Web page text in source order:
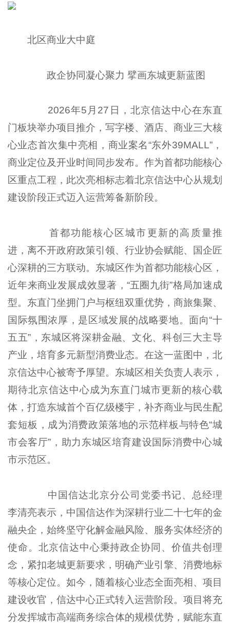
北区商业大中庭
政企协同凝心聚力 擘画东城更新蓝图
2026年5月27日，北京信达中心在东直
门板块举办项目推介，写字楼、酒店、商业三大核
心业态首次集中亮相，商业案名“东外39MALL”，
商业定位及开业时间同步发布。作为首都功能核心
区重点工程，此次亮相标志着北京信达中心从规划
建设阶段正式迈入运营筹备新阶段。
首都功能核心区城市更新的高质量推
进，离不开政府政策引领、行业协会赋能、国企匠
心深耕的三方联动。东城区作为首都功能核心区，
近年来商业发展成效显著，“五圈九街”格局加速成
型。东直门坐拥门户与枢纽双重优势，商旅集聚、
国际氛围浓厚，是区域发展的战略要地。面向“十
五五”，东城区将深耕金融、文化、科创三大主导
产业，培育多元新型消费业态。在这一蓝图中，北
京信达中心被寄予厚望。东城区相关负责人表示，
期待北京信达中心成为东直门城市更新的核心载
体，打造东城首个百亿级楼宇，补齐商业与民生配
套短板，成为消费政策落地的示范样板与特色“城
市会客厅”，助力东城区培育建设国际消费中心城
市示范区。
中国信达北京分公司党委书记、总经理
李清亮表示，中国信达作为深耕行业二十七年的金
融央企，始终坚守化解金融风险、服务实体经济的
使命。北京信达中心秉持政企协同、价值共创理
念，紧扣老城更新要求，明确产业引擎、消费地标
等核心定位。如今，随着核心业态全面亮相、项目
建设收官，信达中心正式转入运营阶段。项目将充
分发挥城市高端商务综合体的规模优势，赋能东直